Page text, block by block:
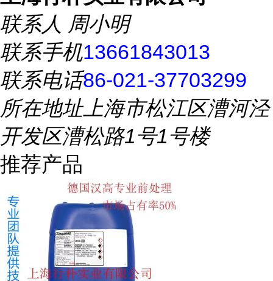
联系人 周小明
联系手机13661843013
联系电话86-021-37703299
所在地址上海市松江区漕河泾
开发区漕松路1号1号楼
推荐产品